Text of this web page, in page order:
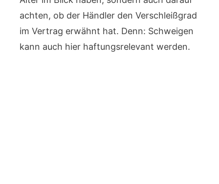
achten, ob der Händler den Verschleißgrad
im Vertrag erwähnt hat. Denn: Schweigen
kann auch hier haftungsrelevant werden.